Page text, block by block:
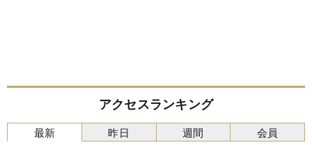
アクセスランキング
最新 昨日 週間 会員